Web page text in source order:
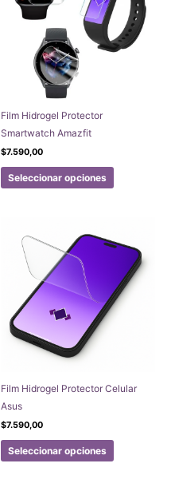
Film Hidrogel Protector
Smartwatch Amazfit
$7.590,00
Seleccionar opciones
Este
producto
variantes.
opciones
se
pueden
Film Hidrogel Protector Celular
Asus
$7.590,00
Seleccionar opciones
Este
producto